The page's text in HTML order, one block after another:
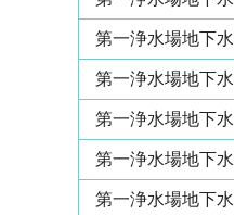
第一浄水場地下水
第一浄水場地下水
第一浄水場地下水
第一浄水場地下水
第一浄水場地下水